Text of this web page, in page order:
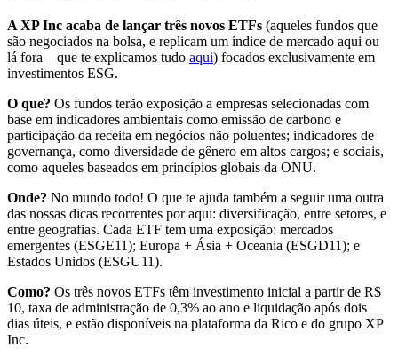
A XP Inc acaba de lançar três novos ETFs (aqueles fundos que
são negociados na bolsa, e replicam um índice de mercado aqui ou
lá fora – que te explicamos tudo aqui) focados exclusivamente em
investimentos ESG.
O que? Os fundos terão exposição a empresas selecionadas com
base em indicadores ambientais como emissão de carbono e
participação da receita em negócios não poluentes; indicadores de
governança, como diversidade de gênero em altos cargos; e sociais,
como aqueles baseados em princípios globais da ONU.
Onde? No mundo todo! O que te ajuda também a seguir uma outra
das nossas dicas recorrentes por aqui: diversificação, entre setores, e
entre geografias. Cada ETF tem uma exposição: mercados
emergentes (ESGE11); Europa + Ásia + Oceania (ESGD11); e
Estados Unidos (ESGU11).
Como? Os três novos ETFs têm investimento inicial a partir de R$
10, taxa de administração de 0,3% ao ano e liquidação após dois
dias úteis, e estão disponíveis na plataforma da Rico e do grupo XP
Inc.